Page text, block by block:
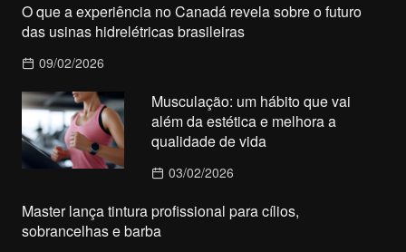
O que a experiência no Canadá revela sobre o futuro
das usinas hidrelétricas brasileiras
09/02/2026
Musculação: um hábito que vai
além da estética e melhora a
qualidade de vida
03/02/2026
Master lança tintura profissional para cílios,
sobrancelhas e barba